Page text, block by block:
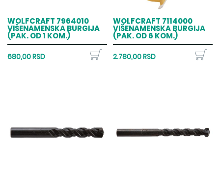
WOLFCRAFT 7964010
VIŠENAMENSKA BURGIJA
(PAK. OD 1 KOM.)
680,00 RSD
WOLFCRAFT 7114000
VIŠENAMENSKA BURGIJA
(PAK. OD 6 KOM.)
2.780,00 RSD